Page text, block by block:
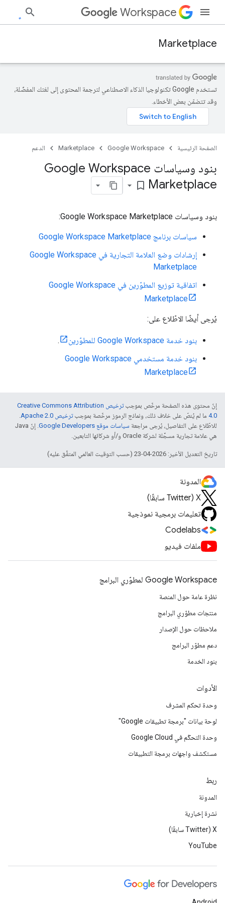
Workspace
Marketplace
تستخدم Google تكنولوجيا الذكاء الاصطناعي لترجمة المحتوى إلى لغتك المفضّلة،
وقد تتضمّن بعض الأخطاء.
الصفحة الرئيسية Google Workspace
Marketplace الدعم
بنود وسياسات Google Workspace
Marketplace
bookmark_border
بنود وسياسات Google Workspace Marketplace:
سياسات برنامج Google Workspace Marketplace
إرشادات وضع العلامة التجارية في Google Workspace
Marketplace
اتفاقية توزيع المطوّرين في Google Workspace
Marketplace
يُرجى أيضًا الاطّلاع على:
بنود خدمة Google Workspace للمطوّرين
.
بنود خدمة مستخدمي Google Workspace
Marketplace
إنّ محتوى هذه الصفحة مرخّص بموجب
ترخيص Creative Commons Attribution
4.0‏ ما لم يُنصّ على خلاف ذلك، ونماذج الرموز مرخّصة بموجبترخيص Apache 2.0‏
.
للاطّلاع على التفاصيل، يُرجى مراجعة سياسات موقع Google Developers‏
. إنّ Java
هي علامة تجارية مسجَّلة لشركة Oracle و/أو شركائها التابعين.
تاريخ التعديل الأخير: 2026-04-23 (حسب التوقيت العالمي المتفَّق عليه)
المدونة
‫X ‏(Twitter سابقًا)
تعليمات برمجية نموذجية
Codelabs
ملفات فيديو
Google Workspace لمطوّري البرامج
نظرة عامة حول المنصة
منتجات مطوّري البرامج
ملاحظات حول الإصدار
دعم مطوّر البرامج
بنود الخدمة
الأدوات
وحدة تحكم المشرف
لوحة بيانات "برمجة تطبيقات Google"
وحدة التحكّم في Google Cloud
مستكشف واجهات برمجة التطبيقات
ربط
المدونة
نشرة إخبارية
‫X ‏(Twitter سابقًا)
YouTube